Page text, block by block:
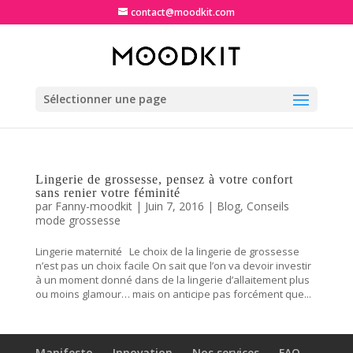
contact@moodkit.com
Sélectionner une page
Lingerie de grossesse, pensez à votre confort
sans renier votre féminité
par Fanny-moodkit| Juin 7, 2016 | Blog, Conseils
mode grossesse
Lingerie maternité Le choix de la lingerie de grossesse
n’est pas un choix facile On sait que l’on va devoir investir
à un moment donné dans de la lingerie d’allaitement plus
ou moins glamour… mais on anticipe pas forcément que...